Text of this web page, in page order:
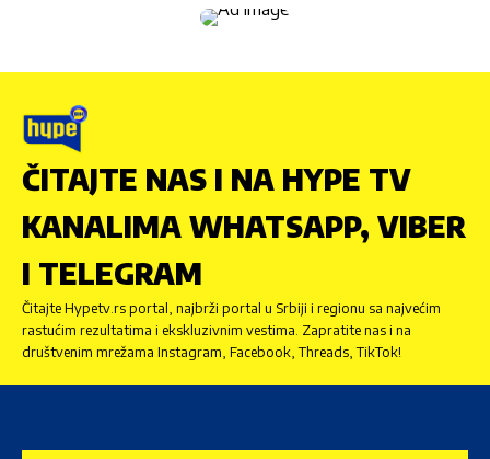
ČITAJTE NAS I NA HYPE TV
KANALIMA WHATSAPP, VIBER
I TELEGRAM
Čitajte Hypetv.rs portal, najbrži portal u Srbiji i regionu sa najvećim
rastućim rezultatima i ekskluzivnim vestima. Zapratite nas i na
društvenim mrežama Instagram, Facebook, Threads, TikTok!